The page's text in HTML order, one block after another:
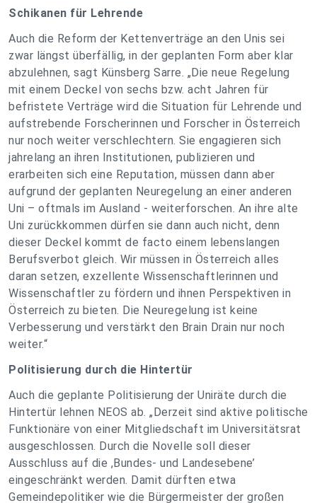
Schikanen für Lehrende
Auch die Reform der Kettenverträge an den Unis sei
zwar längst überfällig, in der geplanten Form aber klar
abzulehnen, sagt Künsberg Sarre. „Die neue Regelung
mit einem Deckel von sechs bzw. acht Jahren für
befristete Verträge wird die Situation für Lehrende und
aufstrebende Forscherinnen und Forscher in Österreich
nur noch weiter verschlechtern. Sie engagieren sich
jahrelang an ihren Institutionen, publizieren und
erarbeiten sich eine Reputation, müssen dann aber
aufgrund der geplanten Neuregelung an einer anderen
Uni – oftmals im Ausland - weiterforschen. An ihre alte
Uni zurückkommen dürfen sie dann auch nicht, denn
dieser Deckel kommt de facto einem lebenslangen
Berufsverbot gleich. Wir müssen in Österreich alles
daran setzen, exzellente Wissenschaftlerinnen und
Wissenschaftler zu fördern und ihnen Perspektiven in
Österreich zu bieten. Die Neuregelung ist keine
Verbesserung und verstärkt den Brain Drain nur noch
weiter.“
Politisierung durch die Hintertür
Auch die geplante Politisierung der Uniräte durch die
Hintertür lehnen NEOS ab. „Derzeit sind aktive politische
Funktionäre von einer Mitgliedschaft im Universitätsrat
ausgeschlossen. Durch die Novelle soll dieser
Ausschluss auf die ,Bundes- und Landesebene’
eingeschränkt werden. Damit dürften etwa
Gemeindepolitiker wie die Bürgermeister der großen